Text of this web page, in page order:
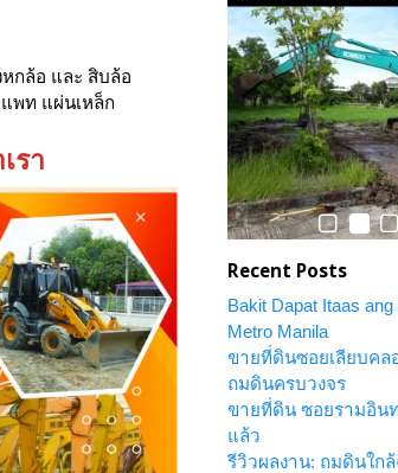
กล้อ และ สิบล้อ
พท แผ่นเหล็ก
รา
Recent Posts
Bakit Dapat Itaas
Metro Manila
ขายที่ดินซอยเลียบคล
ถมดินครบวงจร
ขายที่ดิน ซอยรามอิน
แล้ว
รีวิวผลงาน: ถมดินใก